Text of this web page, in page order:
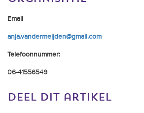
Inlog Mijn RvB account
Email
anja.vandermeijden@gmail.com
Telefoonnummer:
06-41556549
deel dit artikel